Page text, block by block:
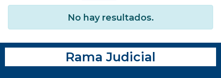
No hay resultados.
Rama Judicial